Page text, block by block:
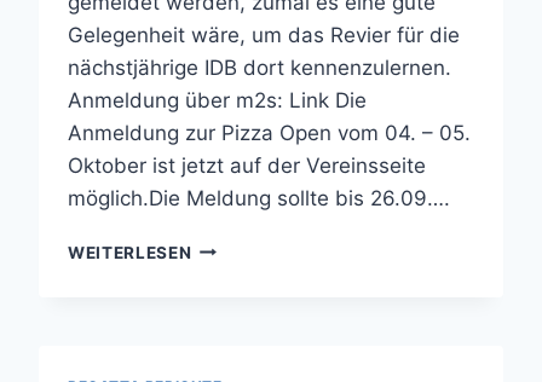
Gelegenheit wäre, um das Revier für die
nächstjährige IDB dort kennenzulernen.
Anmeldung über m2s: Link Die
Anmeldung zur Pizza Open vom 04. – 05.
Oktober ist jetzt auf der Vereinsseite
möglich.Die Meldung sollte bis 26.09….
WEITERLESEN REGATTEN